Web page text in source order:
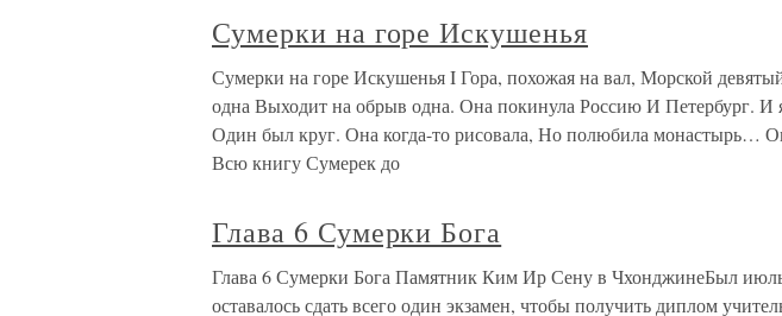
Сумерки на горе Искушенья
Сумерки на горе Искушенья I Гора, похожая на вал, Морской
одна Выходит на обрыв одна. Она покинула Россию И Петербург. И
Один был круг. Она когда-то рисовала, Но полюбила монастырь…
Всю книгу Сумерек до
Глава 6 Сумерки Бога
Глава 6 Сумерки Бога Памятник Ким Ир Сену в ЧхонджинеБыл
оставалось сдать всего один экзамен, чтобы получить диплом